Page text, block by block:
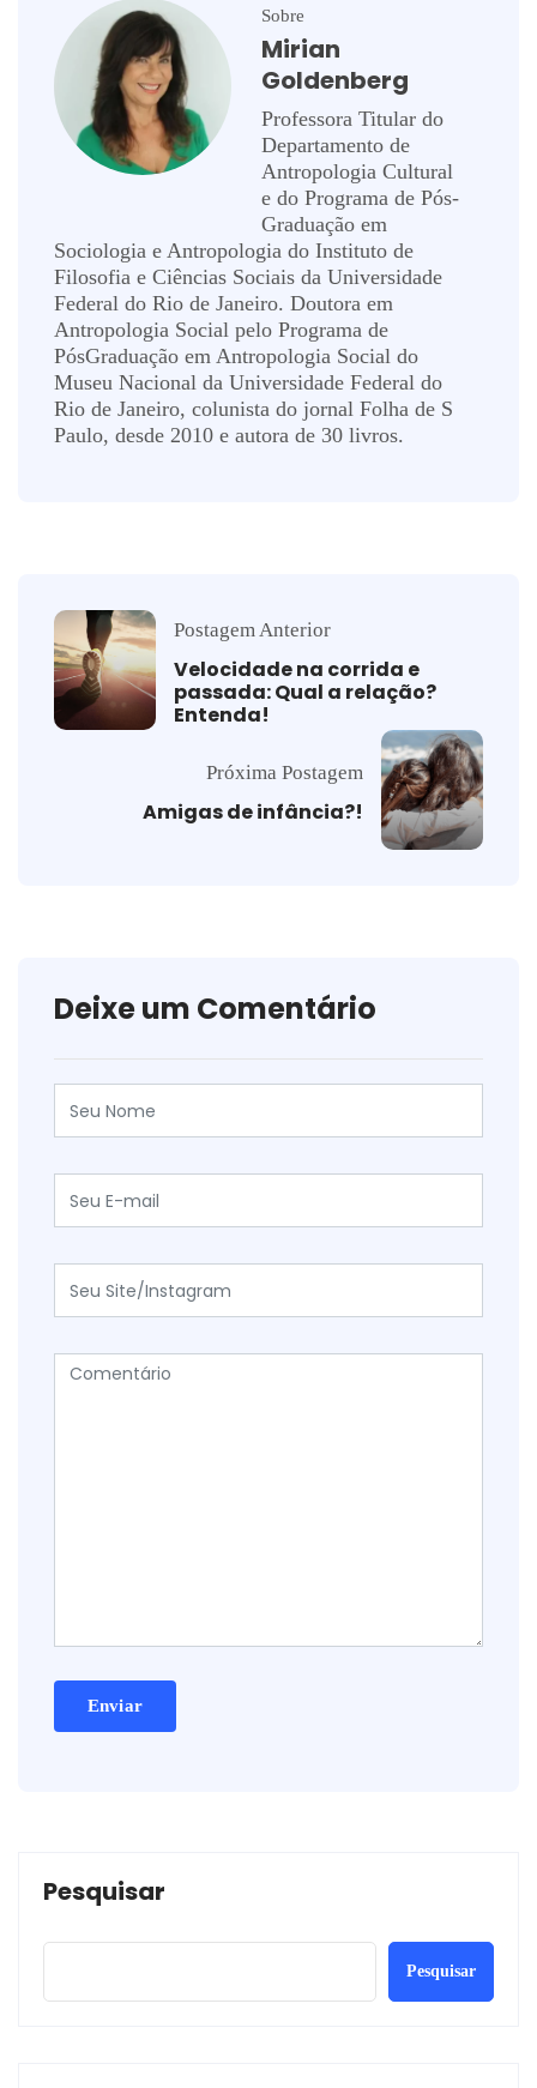
Sobre
Mirian
Goldenberg
Professora Titular do
Departamento de
Antropologia Cultural
e do Programa de Pós-
Graduação em
Sociologia e Antropologia do Instituto de
Filosofia e Ciências Sociais da Universidade
Federal do Rio de Janeiro. Doutora em
Antropologia Social pelo Programa de
PósGraduação em Antropologia Social do
Museu Nacional da Universidade Federal do
Rio de Janeiro, colunista do jornal Folha de S
Paulo, desde 2010 e autora de 30 livros.
Postagem Anterior
Velocidade na corrida e
passada: Qual a relação?
Entenda!
Próxima Postagem
Amigas de infância?!
Deixe um Comentário
Pesquisar
Pesquisar